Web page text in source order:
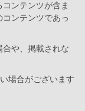
ンテンツが含ま
ンテンツであっ
や、掲載されな
場合がございます